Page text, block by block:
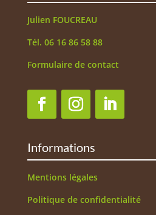
Julien FOUCREAU
Tél. 06 16 86 58 88
Formulaire de contact
Informations
Mentions légales
Politique de confidentialité